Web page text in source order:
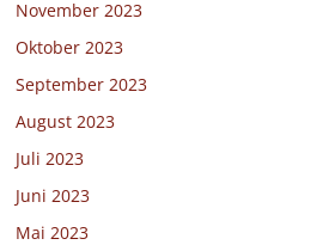
November 2023
Oktober 2023
September 2023
August 2023
Juli 2023
Juni 2023
Mai 2023